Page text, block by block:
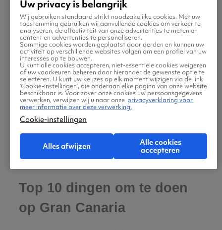
Gran Canaria vaak een ‘miniatuurcontinent’
genoemd wordt vanwege de grote
verscheidenheid aan landschappen, van
woestijnachtige duinen tot dichte bossen en
vulkanische bergtoppen?
Het eiland een van de helderste hemels van
Europa heeft?
Top 10 dingen om te doen
op Gran Canaria
Uw privacy is belangrijk
Wij gebruiken standaard strikt noodzakelijke cookies. Met uw
toestemming gebruiken wij aanvullende cookies om verkeer te
analyseren, de effectiviteit van onze advertenties te meten en
content en advertenties te personaliseren.
Sommige cookies worden geplaatst door derden en kunnen uw
activiteit op verschillende websites volgen om een profiel van uw
interesses op te bouwen.
U kunt alle cookies accepteren, niet-essentiële cookies weigeren
of uw voorkeuren beheren door hieronder de gewenste optie te
selecteren. U kunt uw keuzes op elk moment wijzigen via de link
‘Cookie-instellingen’, die onderaan elke pagina van onze website
beschikbaar is. Voor zover onze cookies uw persoonsgegevens
verwerken, verwijzen wij u naar onze privacyverklaring voor
meer informatie over deze verwerking.
Cookie-instellingen
Alles afwijzen
Alle cookies
accepteren